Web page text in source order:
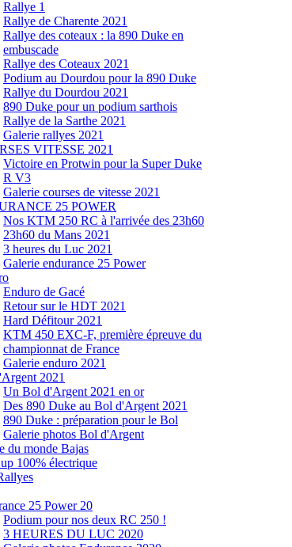
Rallye 1
Rallye de Charente 2021
Rallye des coteaux : la 890 Duke en
embuscade
Rallye des Coteaux 2021
Podium au Dourdou pour la 890 Duke
Rallye du Dourdou 2021
890 Duke pour un podium sarthois
Rallye de la Sarthe 2021
Galerie rallyes 2021
VITESSE 2021
Victoire en Protwin pour la Super Duke
R V3
Galerie courses de vitesse 2021
25 POWER
Nos KTM 250 RC à l'arrivée des 23h60
23h60 du Mans 2021
3 heures du Luc 2021
Galerie endurance 25 Power
Enduro de Gacé
Retour sur le HDT 2021
Hard Défitour 2021
KTM 450 EXC-F, première épreuve du
championnat de France
Galerie enduro 2021
2021
Un Bol d'Argent 2021 en or
Des 890 Duke au Bol d'Argent 2021
890 Duke : préparation pour le Bol
Galerie photos Bol d'Argent
du monde Bajas
100% électrique
25 Power 20
Podium pour nos deux RC 250 !
3 HEURES DU LUC 2020